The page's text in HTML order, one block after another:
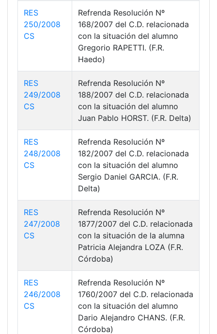
RES
250/2008
CS
Refrenda Resolución Nº
168/2007 del C.D. relacionada
con la situación del alumno
Gregorio RAPETTI. (F.R.
Haedo)
RES
249/2008
CS
Refrenda Resolución Nº
188/2007 del C.D. relacionada
con la situación del alumno
Juan Pablo HORST. (F.R. Delta)
RES
248/2008
CS
Refrenda Resolución Nº
182/2007 del C.D. relacionada
con la situación del alumno
Sergio Daniel GARCIA. (F.R.
Delta)
RES
247/2008
CS
Refrenda Resolución Nº
1877/2007 del C.D. relacionada
con la situación de la alumna
Patricia Alejandra LOZA (F.R.
Córdoba)
RES
246/2008
CS
Refrenda Resolución Nº
1760/2007 del C.D. relacionada
con la situación del alumno
Dario Alejandro CHANS. (F.R.
Córdoba)